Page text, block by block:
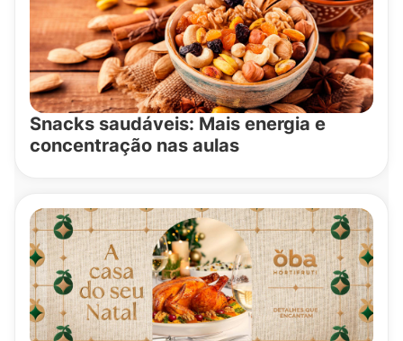
Snacks saudáveis: Mais energia e
concentração nas aulas